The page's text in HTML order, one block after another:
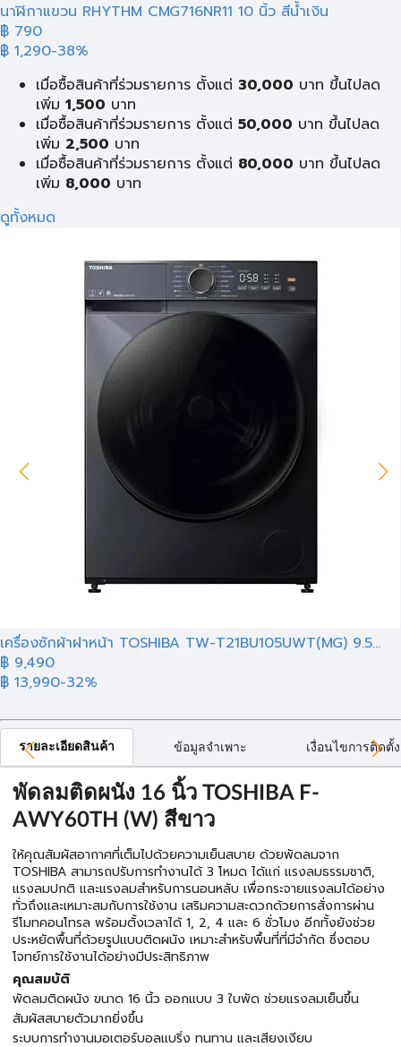
นาฬิกาแขวน RHYTHM CMG716NR11 10 นิ้ว สีน้ำเงิน
฿ 790
฿ 1,290-38%
เมื่อซื้อสินค้าที่ร่วมรายการ ตั้งแต่ 30,000 บาท ขึ้นไปลด
เพิ่ม 1,500 บาท
เมื่อซื้อสินค้าที่ร่วมรายการ ตั้งแต่ 50,000 บาท ขึ้นไปลด
เพิ่ม 2,500 บาท
เมื่อซื้อสินค้าที่ร่วมรายการ ตั้งแต่ 80,000 บาท ขึ้นไปลด
เพิ่ม 8,000 บาท
ดูทั้งหมด
เครื่องซักผ้าฝาหน้า TOSHIBA TW-T21BU105UWT(MG) 9.5...
฿ 9,490
฿ 13,990-32%
รายละเอียดสินค้า ข้อมูลจำเพาะ เงื่อนไขการติดตั้ง
พัดลมติดผนัง 16 นิ้ว TOSHIBA F-
AWY60TH (W) สีขาว
ให้คุณสัมผัสอากาศที่เต็มไปด้วยความเย็นสบาย ด้วยพัดลมจาก
TOSHIBA สามารถปรับการทำงานได้ 3 โหมด ได้แก่ แรงลมธรรมชาติ,
แรงลมปกติ และแรงลมสำหรับการนอนหลับ เพื่อกระจายแรงลมได้อย่าง
ทั่วถึงและเหมาะสมกับการใช้งาน เสริมความสะดวกด้วยการสั่งการผ่าน
รีโมทคอนโทรล พร้อมตั้งเวลาได้ 1, 2, 4 และ 6 ชั่วโมง อีกทั้งยังช่วย
ประหยัดพื้นที่ด้วยรูปแบบติดผนัง เหมาะสำหรับพื้นที่ที่มีจำกัด ซึ่งตอบ
โจทย์การใช้งานได้อย่างมีประสิทธิภาพ
คุณสมบัติ
พัดลมติดผนัง ขนาด 16 นิ้ว ออกแบบ 3 ใบพัด ช่วยแรงลมเย็นขึ้น
สัมผัสสบายตัวมากยิ่งขึ้น
ระบบการทำงานมอเตอร์บอลแบริ่ง ทนทาน และเสียงเงียบ